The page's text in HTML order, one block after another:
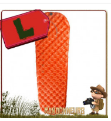
confortable avec 5 cm
d'épaisseur une fois gonflé.
Le plus léger des matelas
Sea To Summit